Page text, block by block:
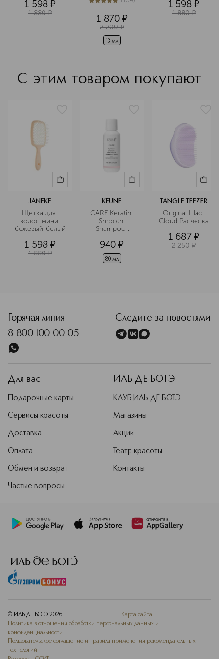
1 598 ¤
1 880 ¤
несовершенств
дорожном
формате
5из 5154
1 870 ¤
2 200 ¤
13 мл
1 598 ¤
1 880 ¤
С этим товаром покупают
JANEKE
Щетка для
волос мини
бежевый-белый
1 598 ¤
1 880 ¤
KEUNE
CARE Keratin
Smooth
Shampoo
Кератиновый
комплекс в
дорожном
940 ¤
80 мл
TANGLE TEEZER
Original Lilac
Cloud Расческа
1 687 ¤
2 250 ¤
Горячая линия
8-800-100-00-05
Следите за новостями
Для вас
Подарочные карты
Сервисы красоты
Доставка
Оплата
Обмен и возврат
Частые вопросы
ИЛЬ ДЕ БОТЭ
КЛУБ ИЛЬ ДЕ БОТЭ
Магазины
Акции
Театр красоты
Контакты
© ИЛЬ ДЕ БОТЭ 2026
Карта сайта
Политика в отношении обработки персональных данных и
конфиденциальности
Пользовательское соглашение и правила применения рекомендательных
технологий